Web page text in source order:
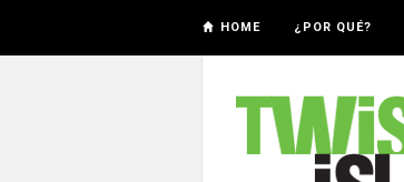
HOME ¿POR QUÉ?